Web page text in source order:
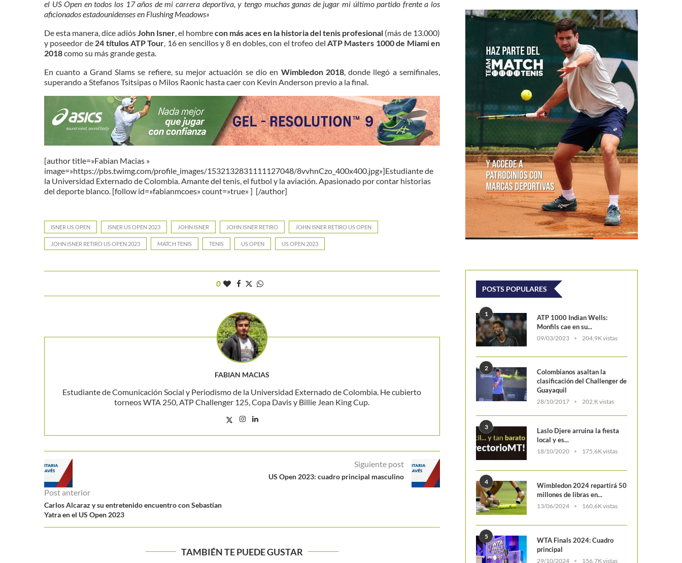
el US Open en todos los 17 años de mi carrera deportiva, y tengo muchas ganas de jugar mi último partido frente a los
aficionados estadounidenses en Flushing Meadows»
De esta manera, dice adiós John Isner , el hombrecon más aces en la historia del tenis profesional (más de 13.000)
y poseedor de 24 títulos ATP Tour , 16 en sencillos y 8 en dobles, con el trofeo del ATP Masters 1000 de Miami en
2018como su más grande gesta.
En cuanto a Grand Slams se refiere, su mejor actuación se dio en Wimbledon 2018, donde llegó a semifinales,
superando a Stefanos Tsitsipas o Milos Raonic hasta caer con Kevin Anderson previo a la final.
[author title=»Fabian Macias »
image=»https://pbs.twimg.com/profile_images/1532132831111127048/8vvhnCzo_400x400.jpg»]Estudiante de
la Universidad Externado de Colombia. Amante del tenis, el futbol y la aviación. Apasionado por contar historias
del deporte blanco. [follow id=»fabianmcoes» count=»true» ] [/author]
ISNER US OPEN ISNER US OPEN 2023 JOHN ISNER JOHN ISNER RETIRO JOHN ISNER RETIRO US OPEN
JOHN ISNER RETIRO US OPEN 2023 MATCH TENIS TENIS US OPEN US OPEN 2023
0
FABIAN MACIAS
Estudiante de Comunicación Social y Periodismo de la Universidad Externado de Colombia. He cubierto
torneos WTA 250, ATP Challenger 125, Copa Davis y Billie Jean King Cup.
Post anterior
Carlos Alcaraz y su entretenido encuentro con Sebastian
Yatra en el US Open 2023
Siguiente post
US Open 2023: cuadro principal masculino
TAMBIÉN TE PUEDE GUSTAR
POSTS POPULARES
1
ATP 1000 Indian Wells:
Monfils cae en su...
09/03/2023 204,9K vistas
2
Colombianos asaltan la
clasificación del Challenger de
Guayaquil
28/10/2017 202,K vistas
3
Laslo Djere arruina la fiesta
local y es...
18/10/2020 175,6K vistas
4
Wimbledon 2024 repartirá 50
millones de libras en...
13/06/2024 160,6K vistas
5
WTA Finals 2024: Cuadro
principal
29/10/2024 156,7K vistas